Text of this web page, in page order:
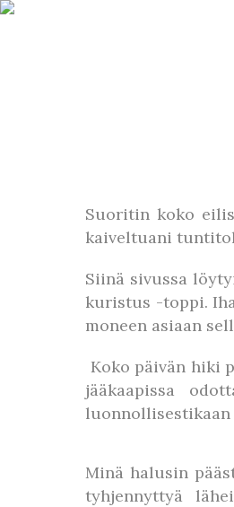
Suoritin koko
kaiveltuani
Siinä sivussa
kuristus -toppi.
moneen asiaan
Koko päivän hiki
jääkaapissa
luonnollisestikaan
Minä halusin
tyhjennyttyä